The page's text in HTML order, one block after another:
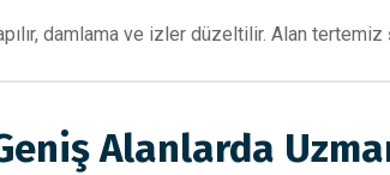
damlama ve izler düzeltilir. Alan
Alanlarda